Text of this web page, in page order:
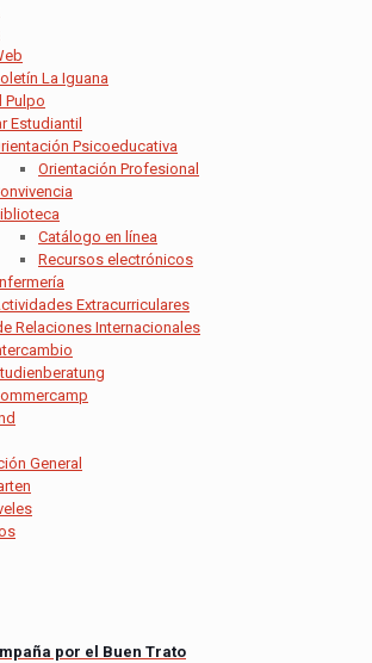
La Iguana
Pulpo
Estudiantil
Psicoeducativa
Orientación Profesional
Catálogo en línea
Recursos electrónicos
Extracurriculares
Relaciones Internacionales
General
por el Buen Trato